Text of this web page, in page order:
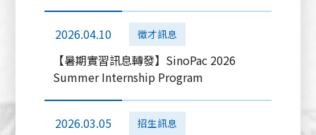
2026.04.10 徵才訊息
【暑期實習訊息轉發】SinoPac 2026
Summer Internship Program
2026.03.05 招生訊息